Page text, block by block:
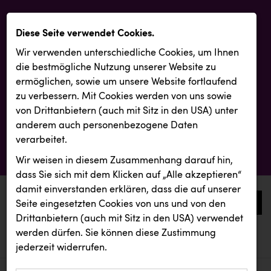
0
aktuelle aussendungen
aktuelle aussendungen
Diese Seite verwendet Cookies.
Wir verwenden unterschiedliche Cookies, um Ihnen
die best­mögliche Nutzung unserer Website zu
ermöglichen, sowie um unsere Website fortlaufend
zu verbessern. Mit Cookies werden von uns sowie
von Drittanbietern (auch mit Sitz in den USA) unter
anderem auch personenbezogene Daten
verarbeitet.
Wir weisen in diesem Zusammenhang darauf hin,
dass Sie sich mit dem Klicken auf „Alle akzeptieren“
damit ein­ver­standen erklären, dass die auf unserer
Seite eingesetzten Cookies von uns und von den
Drittanbietern (auch mit Sitz in den USA) verwendet
werden dürfen. Sie können diese Zustimmung
jederzeit widerrufen.